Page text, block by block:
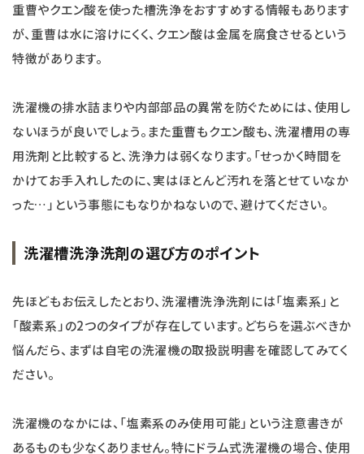
重曹やクエン酸を使った槽洗浄をおすすめする情報もあります
が、重曹は水に溶けにくく、クエン酸は金属を腐食させるという
特徴があります。
洗濯機の排水詰まりや内部部品の異常を防ぐためには、使用し
ないほうが良いでしょう。また重曹もクエン酸も、洗濯槽用の専
用洗剤と比較すると、洗浄力は弱くなります。「せっかく時間を
かけてお手入れしたのに、実はほとんど汚れを落とせていなか
った…」という事態にもなりかねないので、避けてください。
洗濯槽洗浄洗剤の選び方のポイント
先ほどもお伝えしたとおり、洗濯槽洗浄洗剤には「塩素系」と
「酸素系」の2つのタイプが存在しています。どちらを選ぶべきか
悩んだら、まずは自宅の洗濯機の取扱説明書を確認してみてく
ださい。
洗濯機のなかには、「塩素系のみ使用可能」という注意書きが
あるものも少なくありません。特にドラム式洗濯機の場合、使用